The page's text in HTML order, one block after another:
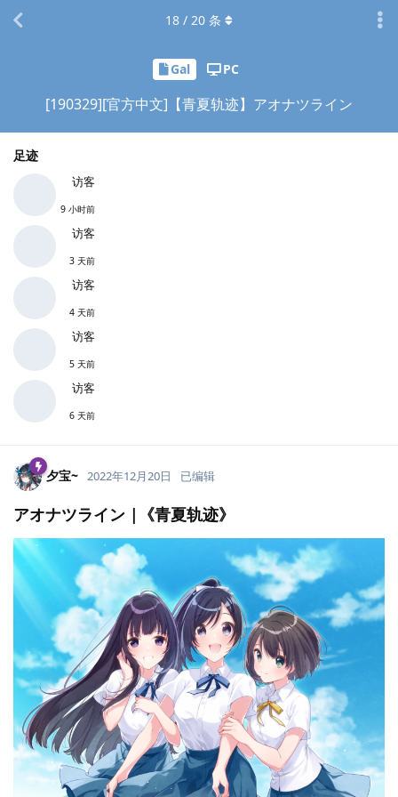
Gal PC
[190329][官方中文]【青夏轨迹】アオナツライン
足迹
访客
9 小时前
访客
3 天前
访客
4 天前
访客
5 天前
访客
6 天前
18 / 20 条
夕宝~ 2022年12月20日 已编辑
アオナツライン |《青夏轨迹》